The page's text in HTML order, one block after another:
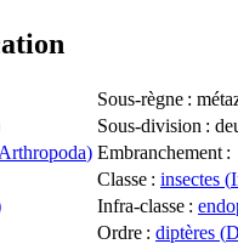
Sous-règne :
Sous-division :
Arthropoda) Embranchement :
Classe : insectes (
Infra-classe :
Ordre : diptères (